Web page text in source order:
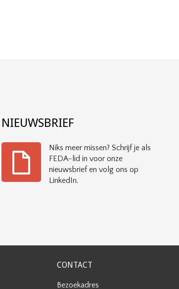
NIEUWSBRIEF
Niks meer missen? Schrijf je als
FEDA-lid in voor onze
nieuwsbrief en volg ons op
LinkedIn.
CONTACT
Bezoekadres